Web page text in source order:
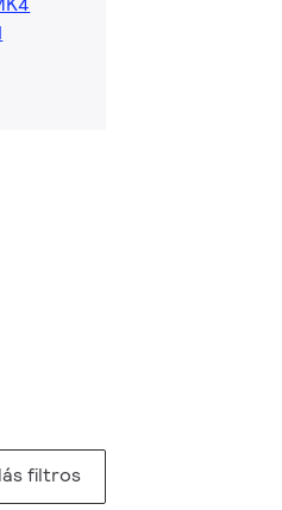
filtros